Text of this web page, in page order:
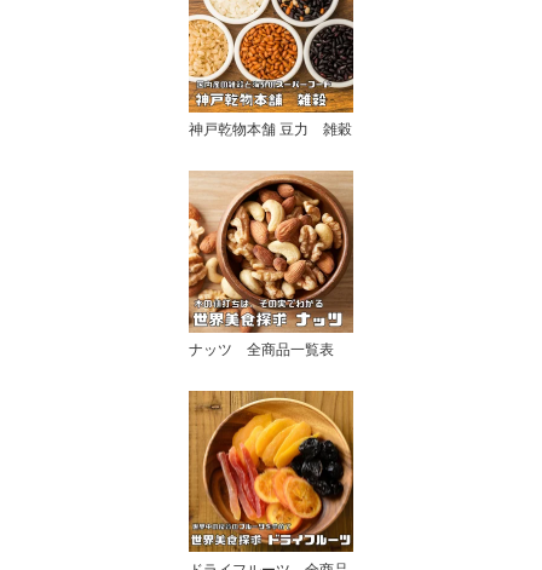
神戸乾物本舗 豆力 雑穀
ナッツ 全商品一覧表